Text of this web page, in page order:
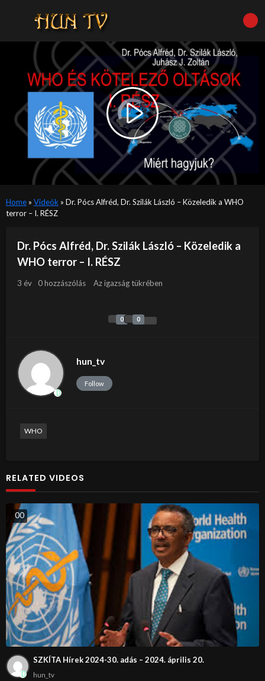
Video
Player
is
loading.
Play
Video
Home» Videók » Dr. Pócs Alfréd, Dr. Szilák László – Közeledik a WHO
terror – I. RÉSZ
Dr. Pócs Alfréd, Dr. Szilák László – Közeledik a
WHO terror – I. RÉSZ
3 év 0 hozzászólás Az igazság tükrében
0 0
hun_tv
Follow
WHO
RELATED VIDEOS
00
SZKÍTA Hírek 2024-30. adás – 2024. április 20.
hun_tv